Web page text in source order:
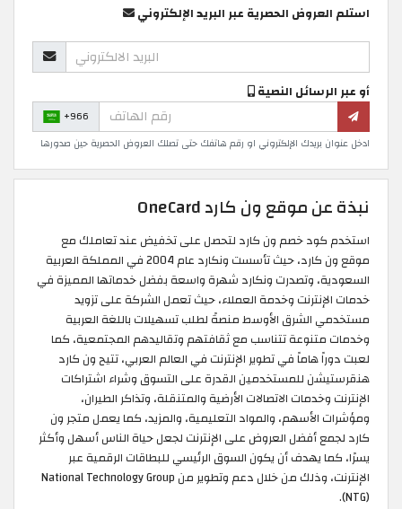
استلم العروض الحصرية عبر البريد الإلكتروني
أو عبر الرسائل النصية
+966
ادخل عنوان بريدك الإلكتروني او رقم هاتفك حتى تصلك العروض الحصرية حين صدورها
نبذة عن موقع ون كارد OneCard
استخدم كود خصم ون كارد لتحصل على تخفيض عند تعاملك مع
موقع ون كارد، حيث تأسست ونكارد عام 2004 في المملكة العربية
السعودية، وتصدرت ونكارد شهرة واسعة بفضل خدماتها المميزة في
خدمات الإنترنت وخدمة العملاء، حيث تعمل الشركة على تزويد
مستخدمي الشرق الأوسط منصةً لطلب تسهيلات باللغة العربية
وخدمات متنوعة تتناسب مع ثقافتهم وتقاليدهم المجتمعية، كما
لعبت دوراً هاماً في تطوير الإنترنت في العالم العربي، تتيح ون كارد
هنقرستيشن للمستخدمين القدرة على التسوق وشراء اشتراكات
الإنترنت وخدمات الاتصالات الأرضية والمتنقلة، وتذاكر الطيران،
ومؤشرات الأسهم، والمواد التعليمية، والمزيد، كما يعمل متجر ون
كارد لجمع أفضل العروض على الإنترنت لجعل حياة الناس أسهل وأكثر
يسرًا، كما يهدف أن يكون السوق الرئيسي للبطاقات الرقمية عبر
الإنترنت، وذلك من خلال دعم وتطوير من National Technology Group
(NTG).